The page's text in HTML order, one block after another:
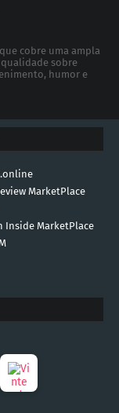
cobre uma ampla
sobre
humor e
MarketPlace
Inside MarketPlace